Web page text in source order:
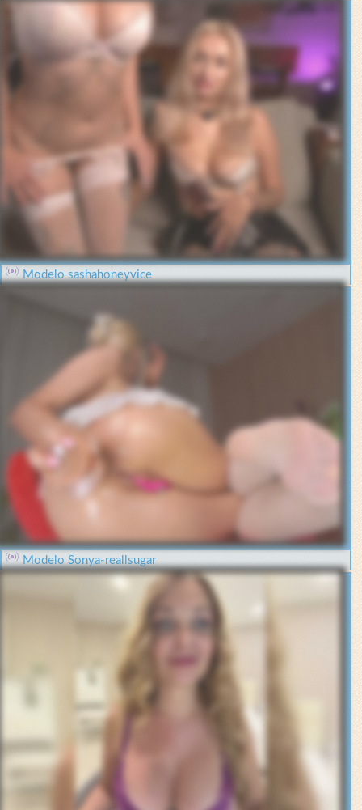
Modelo sashahoneyvice
Modelo Sonya-reallsugar